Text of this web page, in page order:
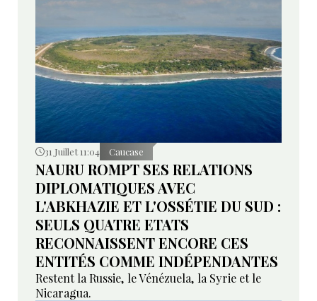
31 Juillet 11:04 Caucase
NAURU ROMPT SES RELATIONS
DIPLOMATIQUES AVEC
L'ABKHAZIE ET L'OSSÉTIE DU SUD :
SEULS QUATRE ETATS
RECONNAISSENT ENCORE CES
ENTITÉS COMME INDÉPENDANTES
Restent la Russie, le Vénézuela, la Syrie et le
Nicaragua.